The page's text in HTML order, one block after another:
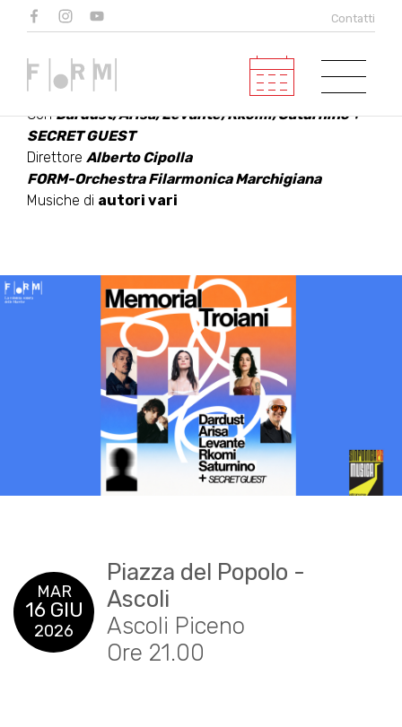
Contatti
MEMORIAL TROIANI
2026
ConDardust, Arisa, Levante, Rkomi, Saturnino +
SECRET GUEST
Direttore Alberto Cipolla
FORM-Orchestra Filarmonica Marchigiana
Musiche di autori vari
MAR
16 GIU
2026
Piazza del Popolo -
Ascoli
Ascoli Piceno
Ore 21.00